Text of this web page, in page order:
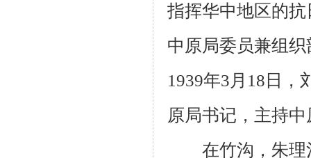
指挥华中地区的
中原局委员兼组
1939年3月 18 日，
原局书记，主持
在竹沟，朱理